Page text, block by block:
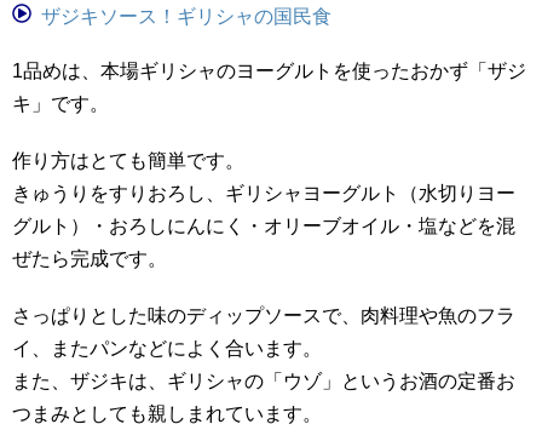
ザジキソース！ギリシャの国民食
1品めは、本場ギリシャのヨーグルトを使ったおかず「ザジ
キ」です。
作り方はとても簡単です。
きゅうりをすりおろし、ギリシャヨーグルト（水切りヨー
グルト）・おろしにんにく・オリーブオイル・塩などを混
ぜたら完成です。
さっぱりとした味のディップソースで、肉料理や魚のフラ
イ、またパンなどによく合います。
また、ザジキは、ギリシャの「ウゾ」というお酒の定番お
つまみとしても親しまれています。